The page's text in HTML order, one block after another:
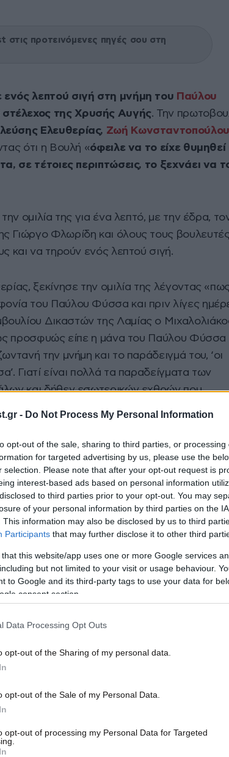
- Do Not Process My Personal Information
opt-out of the sale, sharing to third parties, or
for targeted advertising by us, please use the
selection. Please note that after your opt-out request is
interest-based ads based on personal information
to third parties prior to your opt-out. You may
of your personal information by third parties on the
This information may also be disclosed by us to third
Participants that may further disclose it to other third
that this website/app uses one or more Google services
but not limited to your visit or usage behaviour.
to Google and its third-party tags to use your data for
consent section.
Data Processing Opt Outs
opt-out of the Sharing of my personal data.
opt-out of the Sale of my Personal Data.
opt-out of processing my Personal Data for Targeted
στις προτεινόμενες πηγές σου στη
λεπτού σιγή στη μνήμη του Παύλου
της Χρυσής Αυγής. Την
Ελευθερίας, Ζωή Κωνσταντοπούλου
ότι η Βουλή «όφειλε να το είχε θυμηθεί
σε τέτοιες περιπτώσεις, το ξεχνάει να
ομιλία της για ένα λεπτό, με την έδρα,
Γιώργο Φλωρίδη και όλους τους
και να τηρούν ενός λεπτού σιγή.
ξεκίνησε την ομιλία της λέγοντας «πως
του Παύλου Φύσσα και πριν λίγες
Δικαστών της Λαμίας ο
προσφυώς είπε η μάνα του Παύλου Φύσσα
την μνήμη και το παράδειγμά του, ‘οι
Γιατί είναι πολλά τα παραδείγματα των
και δήθεν εσωτερικών εχθρών που
εξουσίες, προκειμένου να
την ευθύνη – και κυρίως να
είπε η κ. Κωνσταντοπούλου, «το
που αγωνίστηκαν διαχρονικά κατά
κινητοποίηση σε παγκόσμιο
δεν πρόκειται να ενδώσουν στις
για τον ναζισμό, στον ρατσισμό που
των πιο σκοτεινών καθεστώτων, που η
δεσμεύτηκαν ότι ποτέ ξανά δεν θα αφήσουν
Παύλου Φύσσα, η πρόεδρος της «Πλεύσης
καλά εκείνες τις ημέρες της δολοφονίας
τις ημέρες και ποιοι προσπάθησαν να
της ΧΑ με την αγωνιστική, δυναμική